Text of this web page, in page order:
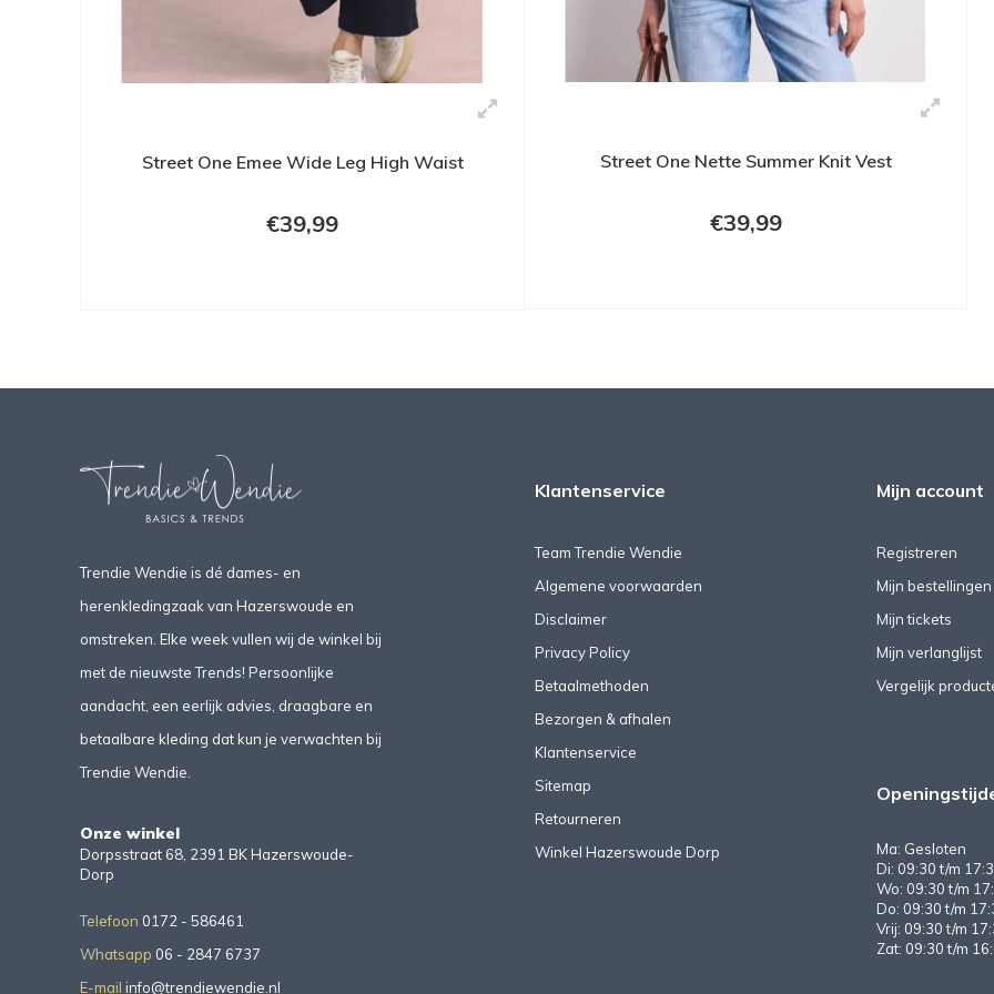
Street One Emee Wide Leg High Waist
€39,99
Street One Nette Summer Knit Vest
€39,99
Trendie Wendie is dé dames- en
herenkledingzaak van Hazerswoude en
omstreken. Elke week vullen wij de winkel bij
met de nieuwste Trends! Persoonlijke
aandacht, een eerlijk advies, draagbare en
betaalbare kleding dat kun je verwachten bij
Trendie Wendie.
Onze winkel
Dorpsstraat 68, 2391 BK Hazerswoude-
Dorp
Telefoon 0172 - 586461
Whatsapp 06 - 2847 6737
E-mail info@trendiewendie.nl
Klantenservice
Team Trendie Wendie
Algemene voorwaarden
Disclaimer
Privacy Policy
Betaalmethoden
Bezorgen & afhalen
Klantenservice
Sitemap
Retourneren
Winkel Hazerswoude Dorp
Mijn account
Registreren
Mijn bestellingen
Mijn tickets
Mijn verlanglijst
Vergelijk
Ma: Gesloten
Di: 09:30 t/m
Wo: 09:30 t/m
Do: 09:30 t/m
Vrij: 09:30 t/m
Zat: 09:30 t/m